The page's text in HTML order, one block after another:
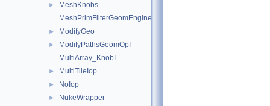
►
MeshKnobs
MeshPrimFilterGeomEngineI
► ModifyGeo
►
ModifyPathsGeomOpI
MultiArray_KnobI
► MultiTileIop
► NoIop
► NukeWrapper